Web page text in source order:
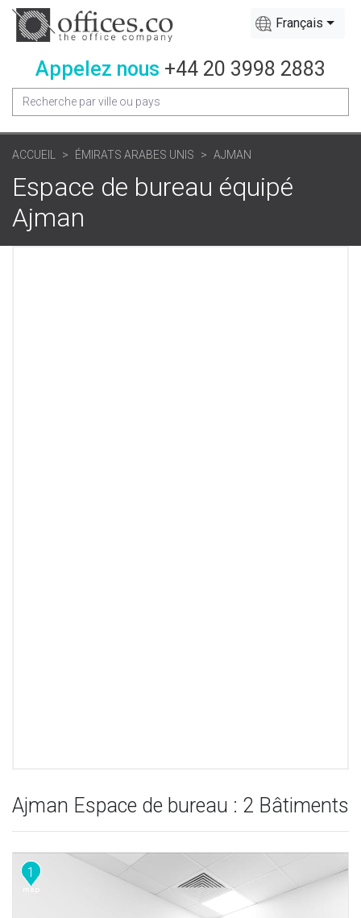
Français
Appelez nous +44 20 3998 2883
ACCUEIL ÉMIRATS ARABES UNIS AJMAN
Espace de bureau équipé
Ajman
Ajman Espace de bureau : 2 Bâtiments
1